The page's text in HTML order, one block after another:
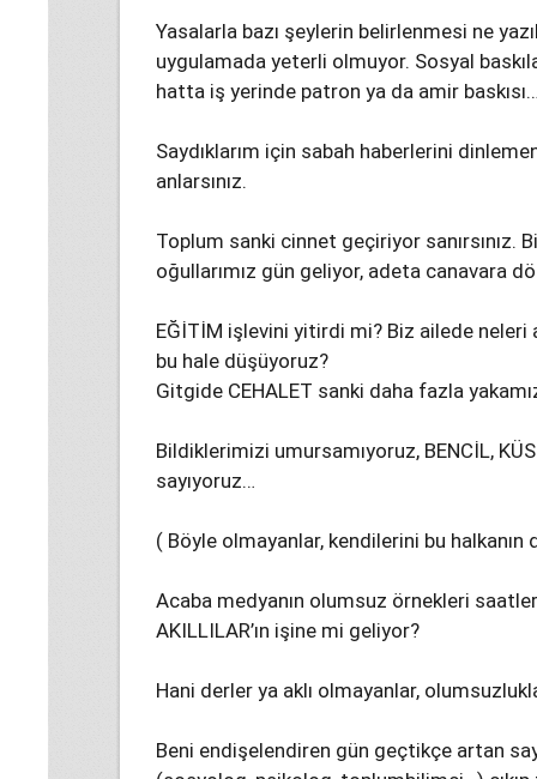
Yasalarla bazı şeylerin belirlenmesi ne
uygulamada yeterli olmuyor. Sosyal
hatta iş yerinde patron ya da amir
Saydıklarım için sabah haberlerini
anlarsınız.
Toplum sanki cinnet geçiriyor sanırsınız.
oğullarımız gün geliyor, adeta canavara
EĞİTİM işlevini yitirdi mi? Biz ailede
bu hale düşüyoruz?
Gitgide CEHALET sanki daha fazla
Bildiklerimizi umursamıyoruz, BENCİL,
sayıyoruz…
( Böyle olmayanlar, kendilerini bu halkanın
Acaba medyanın olumsuz örnekleri
AKILLILAR’ın işine mi geliyor?
Hani derler ya aklı olmayanlar,
Beni endişelendiren gün geçtikçe artan